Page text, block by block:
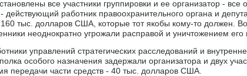
все участники группировки и ее организатор -
действующий работник правоохранительного органа и
тыс. долларов США, которые тот якобы кому-то должен.
неоднократно угрожали расправой и уничтожением его
управлений стратегических расследований и
особого назначения задержали организатора и двух
передачи части средств - 40 тыс. долларов США.